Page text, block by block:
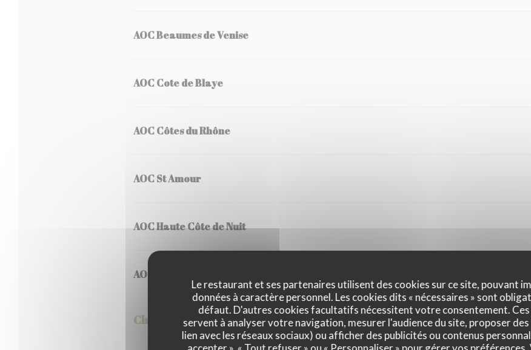
Le restaurant et ses partenaires utilisent des cookies sur ce site, pouvant
données à caractère personnel. Les cookies dits « nécessaires » sont
défaut. D'autres cookies facultatifs nécessitent votre consentement.
servent à analyser votre navigation, mesurer l'audience du site, proposer
lien avec les réseaux sociaux) ou afficher des publicités ou contenus
AOC Beaumes de Venise
AOC Cote de Blaye
AOC Côtes du Rhône
AOC St Amour
AOC Haute Côte de Nuit
AOC Santenay
Champagne